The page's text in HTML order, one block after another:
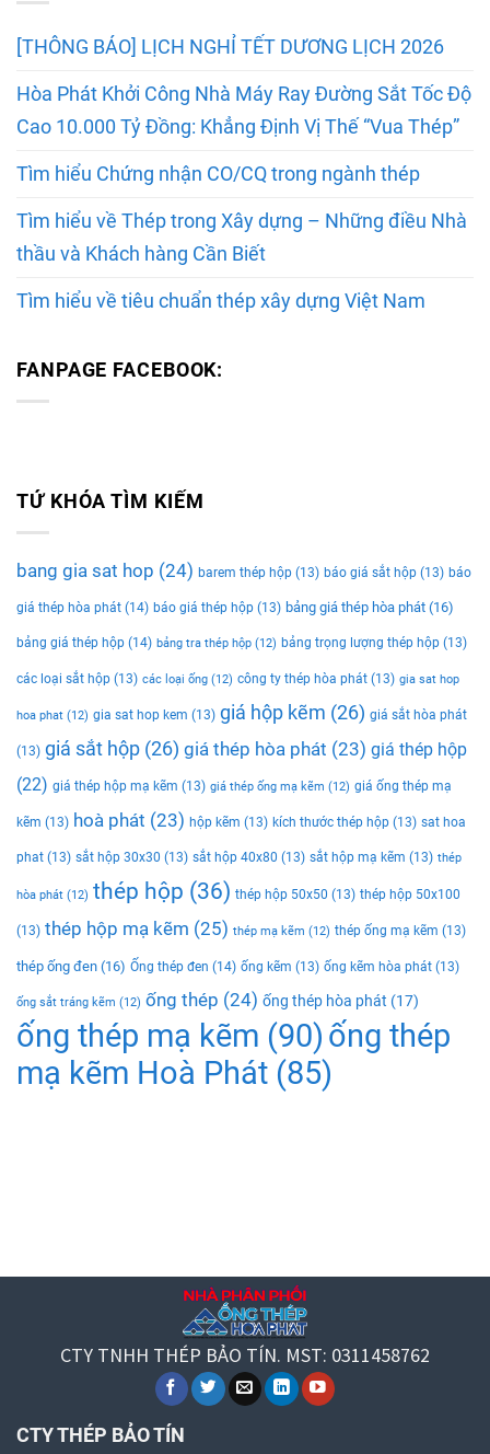
[THÔNG BÁO] LỊCH NGHỈ TẾT DƯƠNG LỊCH 2026
Hòa Phát Khởi Công Nhà Máy Ray Đường Sắt Tốc Độ
Cao 10.000 Tỷ Đồng: Khẳng Định Vị Thế “Vua Thép”
Tìm hiểu Chứng nhận CO/CQ trong ngành thép
Tìm hiểu về Thép trong Xây dựng – Những điều Nhà
thầu và Khách hàng Cần Biết
Tìm hiểu về tiêu chuẩn thép xây dựng Việt Nam
FANPAGE FACEBOOK:
TỨ KHÓA TÌM KIẾM
bang gia sat hop (24) barem thép hộp (13) báo giá sắt hộp (13) báo
giá thép hòa phát (14) báo giá thép hộp (13) bảng giá thép hòa phát (16)
bảng giá thép hộp (14) bảng tra thép hộp (12) bảng trọng lượng thép hộp (13)
các loại sắt hộp (13) các loại ống (12) công ty thép hòa phát (13) gia sat hop
hoa phat (12) gia sat hop kem (13) giá hộp kẽm (26) giá sắt hòa phát
(13) giá sắt hộp (26) giá thép hòa phát (23) giá thép hộp
(22) giá thép hộp mạ kẽm (13) giá thép ống mạ kẽm (12) giá ống thép mạ
kẽm (13) hoà phát (23) hộp kẽm (13) kích thước thép hộp (13) sat hoa
phat (13) sắt hộp 30x30 (13) sắt hộp 40x80 (13) sắt hộp mạ kẽm (13) thép
hòa phát (12) thép hộp (36) thép hộp 50x50 (13) thép hộp 50x100
(13) thép hộp mạ kẽm (25) thép mạ kẽm (12) thép ống mạ kẽm (13)
thép ống đen (16) Ống thép đen (14) ống kẽm (13) ống kẽm hòa phát (13)
ống sắt tráng kẽm (12) ống thép (24) ống thép hòa phát (17)
ống thép mạ kẽm (90) ống thép
mạ kẽm Hoà Phát (85)
CTY TNHH THÉP BẢO TÍN. MST: 0311458762
CTY THÉP BẢO TÍN